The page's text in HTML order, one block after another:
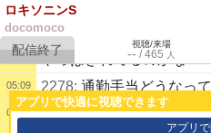
ロキソニンS
docomoco
アプリで快適に視聴できます
アプリで
視聴/来場
-- /465 人
05:07 2274: もう音の反響でｄ
05:08 2277:
俺アマゾン配達員
やっぱきれてるのかな？
05:09 2278: 通勤手当どうなっ
05:09 2279:全然安くないどこ